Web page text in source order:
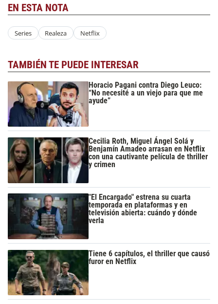
EN ESTA NOTA
Series Realeza Netflix
TAMBIÉN TE PUEDE INTERESAR
Horacio Pagani contra Diego Leuco:
“No necesité a un viejo para que me
ayude”
Cecilia Roth, Miguel Ángel Solá y
Benjamín Amadeo arrasan en Netflix
con una cautivante película de thriller
y crimen
"El Encargado" estrena su cuarta
temporada en plataformas y en
televisión abierta: cuándo y dónde
verla
Tiene 6 capítulos, el thriller que causó
furor en Netflix